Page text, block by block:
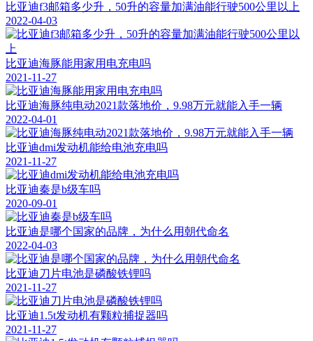
比亚迪f3邮箱多少升，50升的容量加满油能行驶500公里以上
2022-04-03
比亚迪海豚能用家用电充电吗
2021-11-27
比亚迪海豚纯电动2021款落地价，9.98万元就能入手一辆
2022-04-01
比亚迪dmi发动机能给电池充电吗
2021-11-27
比亚迪秦是b级车吗
2020-09-01
比亚迪是哪个国家的品牌，为什么用朝代命名
2022-04-03
比亚迪刀片电池是磷酸铁锂吗
2021-11-27
比亚迪1.5t发动机有颗粒捕捉器吗
2021-11-27